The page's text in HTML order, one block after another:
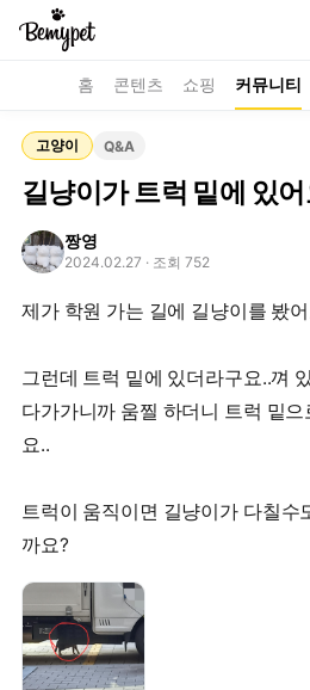
홈 콘텐츠 쇼핑 커뮤니티
고양이 Q&A
길냥이가 트럭 밑에 있
짱영
2024.02.27 · 조회 752
제가 학원 가는 길에 길냥이를 봤
그런데 트럭 밑에 있더라구요..껴
다가가니까 움찔 하더니 트럭 밑
요..
트럭이 움직이면 길냥이가 다칠수
까요?